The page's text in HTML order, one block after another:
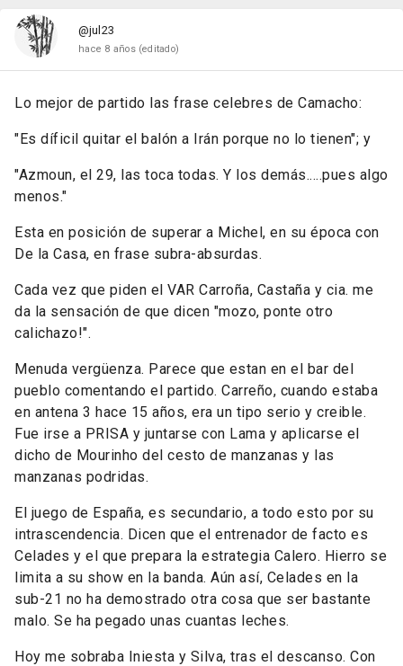
@jul23
hace 8 años (editado)
Lo mejor de partido las frase celebres de Camacho:
"Es díficil quitar el balón a Irán porque no lo tienen"; y
"Azmoun, el 29, las toca todas. Y los demás.....pues algo
menos."
Esta en posición de superar a Michel, en su época con
De la Casa, en frase subra-absurdas.
Cada vez que piden el VAR Carroña, Castaña y cia. me
da la sensación de que dicen "mozo, ponte otro
calichazo!".
Menuda vergüenza. Parece que estan en el bar del
pueblo comentando el partido. Carreño, cuando estaba
en antena 3 hace 15 años, era un tipo serio y creible.
Fue irse a PRISA y juntarse con Lama y aplicarse el
dicho de Mourinho del cesto de manzanas y las
manzanas podridas.
El juego de España, es secundario, a todo esto por su
intrascendencia. Dicen que el entrenador de facto es
Celades y el que prepara la estrategia Calero. Hierro se
limita a su show en la banda. Aún así, Celades en la
sub-21 no ha demostrado otra cosa que ser bastante
malo. Se ha pegado unas cuantas leches.
Hoy me sobraba Iniesta y Silva, tras el descanso. Con